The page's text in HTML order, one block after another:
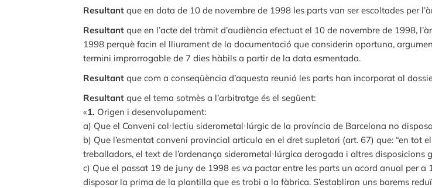
Resultant que en data de 10 de novembre de 1998 les parts van ser escoltades per
Resultant que en l’acte del tràmit d’audiència efectuat el 10 de novembre de 1998,
1998 perquè facin el lliurament de la documentació que considerin oportuna,
termini improrrogable de 7 dies hàbils a partir de la data esmentada.
Resultant que com a conseqüència d’aquesta reunió les parts han incorporat al
Resultant que el tema sotmès a l’arbitratge és el següent:
«1. Origen i desenvolupament:
a) Que el Conveni col·lectiu siderometal·lúrgic de la província de Barcelona no
b) Que l’esmentat conveni provincial articula en el dret supletori (art. 67) que: “en tot
treballadors, el text de l’ordenança siderometal·lúrgica derogada i altres disposicions
c) Que el passat 19 de juny de 1998 es va pactar entre les parts un acord anual per
disposar la prima de la plantilla que es trobi a la fàbrica. S’establiran uns barems